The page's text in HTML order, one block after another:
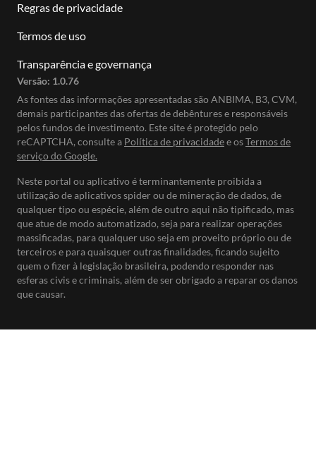
Regras de privacidade
Termos de uso
Transparência e governança
Versão: 1.0.76
As fontes das informações apresentadas são ANBIMA, B3, CVM,
demais participantes das ofertas de debêntures e responsáveis
pelos fundos de investimento. Este site é protegido pelo
reCAPTCHA, consulte a Política de privacidadee osTermos de
serviço do Google.
Neste portal ou aplicativo é terminantemente proibida a
utilização de aplicativos spider ou de mineração de dados, de
qualquer tipo ou espécie, além de outro aqui não tipificado, mas
que atue de modo automatizado, seja para realizar operações
massificadas, para qualquer uso seja em proveito próprio ou de
terceiros e para quaisquer outras finalidades, ficando sujeito
quem o fizer à legislação brasileira, podendo responder nas
esferas civis e criminais, além de ser obrigado a reparar os danos
que causar.